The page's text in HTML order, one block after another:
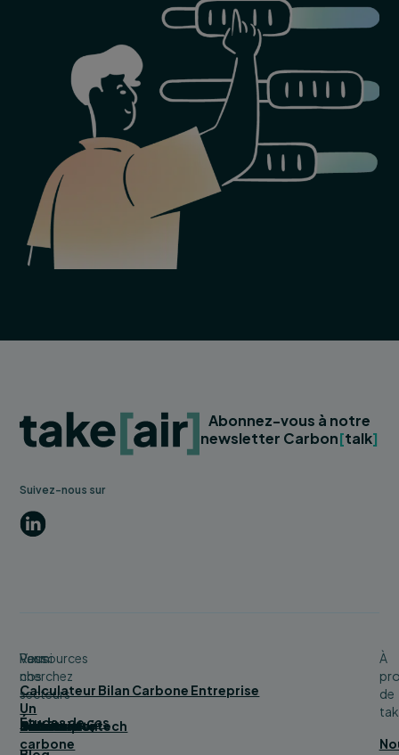
Suivez-nous sur
LinkedIn
Abonnez-vous à notre
newsletter Carbon[talk]
Vous
cherchez
Un
bilan
carbone
Parmi
nos
secteurs
Bâtiment
Service
Tourisme
Distribution
Industrie
Numérique/tech
Collectivité
Ressources
Calculateur Bilan Carbone Entreprise
Études de cas
À
de